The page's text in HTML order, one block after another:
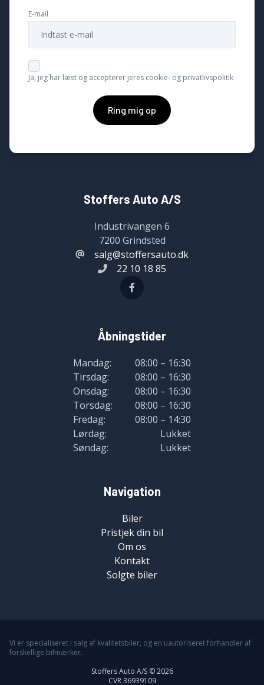
E-mail
Ja, jeg har læst og accepterer jeres cookie- og privatlivspolitik
Ring mig op
Stoffers Auto A/S
Industrivangen 6
7200 Grindsted
salg@stoffersauto.dk
22 10 18 85
Åbningstider
Mandag:
08:00 – 16:30
Tirsdag:
08:00 – 16:30
Onsdag:
08:00 – 16:30
Torsdag:
08:00 – 16:30
Fredag:
08:00 – 14:30
Lørdag:
Lukket
Søndag:
Lukket
Navigation
Biler
Pristjek din bil
Om os
Kontakt
Solgte biler
Vi er specialiseret i salg af kvalitetsbiler, og en uautoriseret forhandler af
forskellige bilmærker.
Stoffers Auto A/S © 2026
CVR 36939109